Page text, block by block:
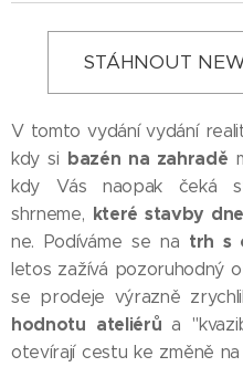
STÁHNOUT
V tomto vydání vydání
kdy si bazén na zahradě
kdy Vás naopak čeká
shrneme, které stavby
ne. Podíváme se na trh s
letos zažívá pozoruhodný
se prodeje výrazně
hodnotu ateliérů a
otevírají cestu ke změně